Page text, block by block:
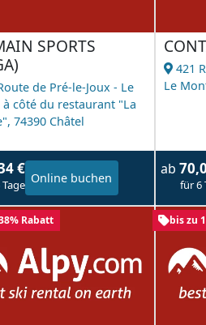
SPORTS
de Pré-le-Joux - Le
à côté du restaurant "La
74390 Châtel
€
Online buchen
421
Le
ab
für 6
Rabatt bis zu